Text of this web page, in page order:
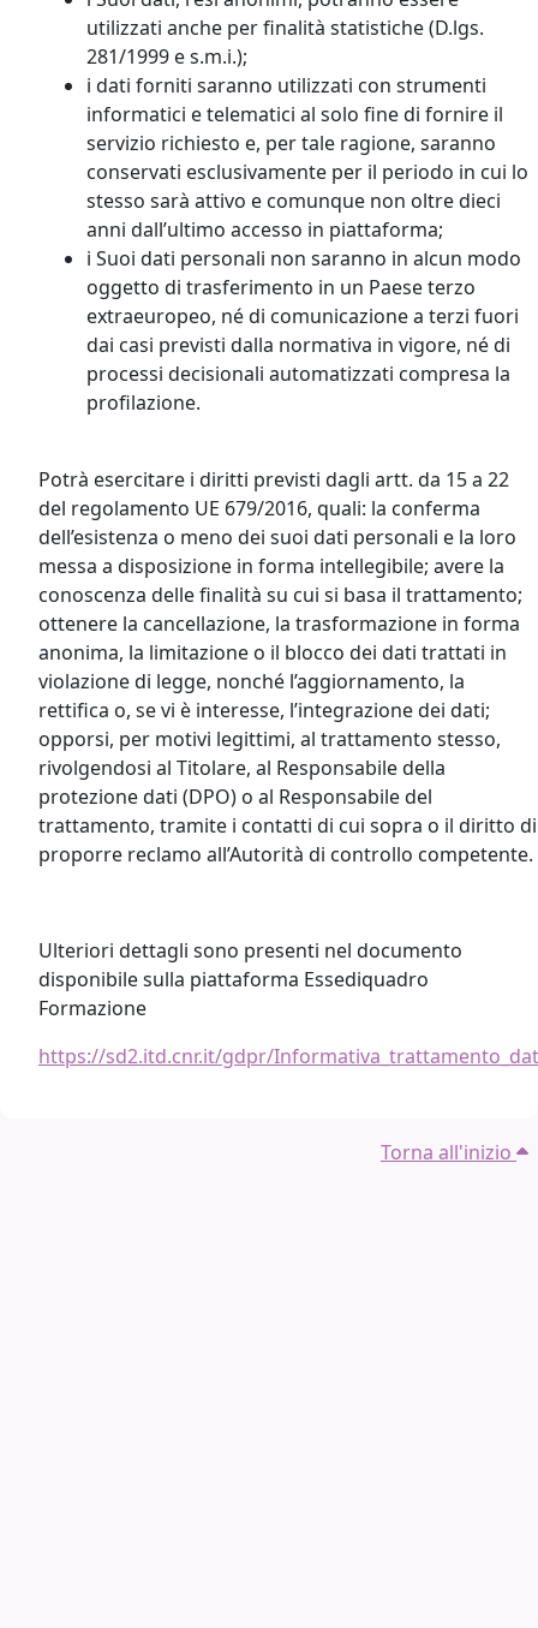
utilizzati anche per finalità statistiche (D.lgs.
281/1999 e s.m.i.);
i dati forniti saranno utilizzati con strumenti
informatici e telematici al solo fine di fornire il
servizio richiesto e, per tale ragione, saranno
conservati esclusivamente per il periodo in cui lo
stesso sarà attivo e comunque non oltre dieci
anni dall’ultimo accesso in piattaforma;
i Suoi dati personali non saranno in alcun modo
oggetto di trasferimento in un Paese terzo
extraeuropeo, né di comunicazione a terzi fuori
dai casi previsti dalla normativa in vigore, né di
processi decisionali automatizzati compresa la
profilazione.
Potrà esercitare i diritti previsti dagli artt. da 15 a 22
del regolamento UE 679/2016, quali: la conferma
dell’esistenza o meno dei suoi dati personali e la loro
messa a disposizione in forma intellegibile; avere la
conoscenza delle finalità su cui si basa il trattamento;
ottenere la cancellazione, la trasformazione in forma
anonima, la limitazione o il blocco dei dati trattati in
violazione di legge, nonché l’aggiornamento, la
rettifica o, se vi è interesse, l’integrazione dei dati;
opporsi, per motivi legittimi, al trattamento stesso,
rivolgendosi al Titolare, al Responsabile della
protezione dati (DPO) o al Responsabile del
trattamento, tramite i contatti di cui sopra o il diritto di
proporre reclamo all’Autorità di controllo competente.
Ulteriori dettagli sono presenti nel documento
disponibile sulla piattaforma Essediquadro
Formazione
https://sd2.itd.cnr.it/gdpr/
Torna all'inizio